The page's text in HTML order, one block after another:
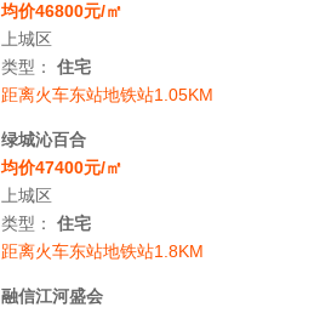
均价46800元/㎡
上城区
类型：住宅
距离火车东站地铁站1.05KM
绿城沁百合
均价47400元/㎡
上城区
类型：住宅
距离火车东站地铁站1.8KM
融信江河盛会